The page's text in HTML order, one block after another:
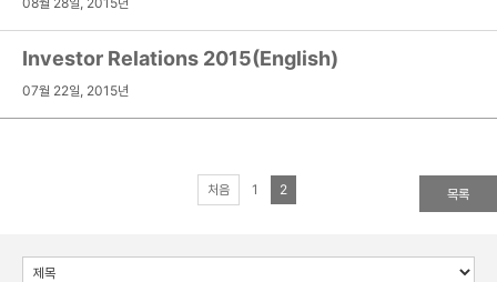
Investor Relations 2015(English)
07월 22일, 2015년
처음 1 2 목록